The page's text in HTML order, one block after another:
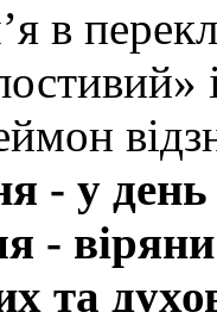
в
- у
-
та